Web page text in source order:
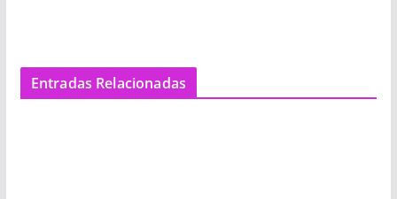
Entradas Relacionadas